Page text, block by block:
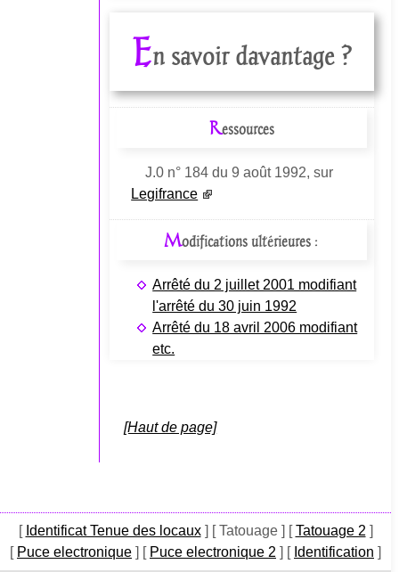
En savoir davantage ?
Ressources
J.0 n° 184 du 9 août 1992, sur
Legifrance
Modifications ultérieures :
Arrêté du 2 juillet 2001 modifiant
l'arrêté du 30 juin 1992
Arrêté du 18 avril 2006 modifiant
etc.
[Haut de page]
[ Identificat Tenue des locaux] [ Tatouage ] [Tatouage 2 ]
[ Puce electronique ] [ Puce electronique 2 ] [ Identification ]